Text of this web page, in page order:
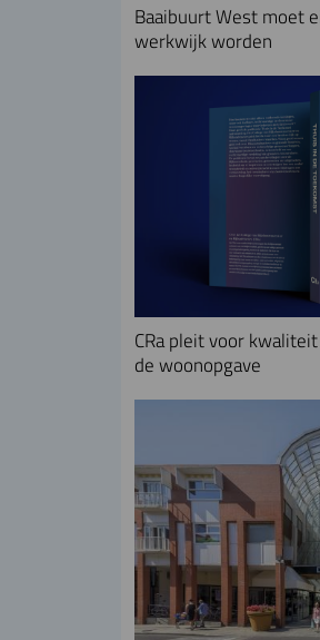
Baaibuurt West moet
werkwijk worden
CRa pleit voor
de woonopgave